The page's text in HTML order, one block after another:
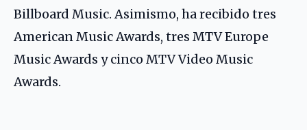
Billboard Music. Asimismo, ha recibido tres
American Music Awards, tres MTV Europe
Music Awards y cinco MTV Video Music
Awards.